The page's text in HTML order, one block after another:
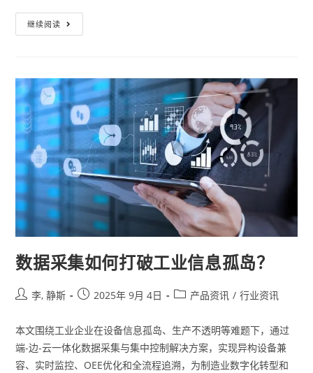
继续阅读
数据采集如何打破工业信息孤岛？
李, 静斯 2025年 9月 4日 产品资讯 / 行业资讯
本文围绕工业企业在设备信息孤岛、生产不透明等难题下，通过
端-边-云一体化数据采集与集中控制解决方案，实现异构设备兼
容、实时监控、OEE优化和全流程追溯，为制造业数字化转型和